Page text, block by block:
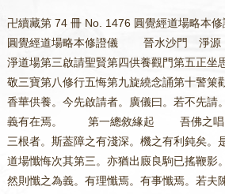
卍續藏第 74 冊 No. 1476 圓覺經道場
圓覺經道場略本修證儀 晉水沙門 淨源
淨道場第三啟請聖賢第四供養觀門第五正坐
敬三寶第八修行五悔第九旋繞念誦第十
香華供養。今先啟請者。廣儀曰。若不先請
義有在焉。 第一總敘緣起 吾佛之唱圓
三根者。斯葢障之有淺深。機之有利鈍矣。
道場懺悔次其第三。亦猶出廄良駒已搖鞭影
然則懺之為義。有理懺焉。有事懺焉。若夫